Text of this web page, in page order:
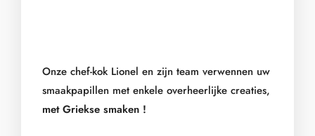
Onze chef-kok Lionel en zijn team verwennen uw
smaakpapillen met enkele overheerlijke creaties,
met Griekse smaken !